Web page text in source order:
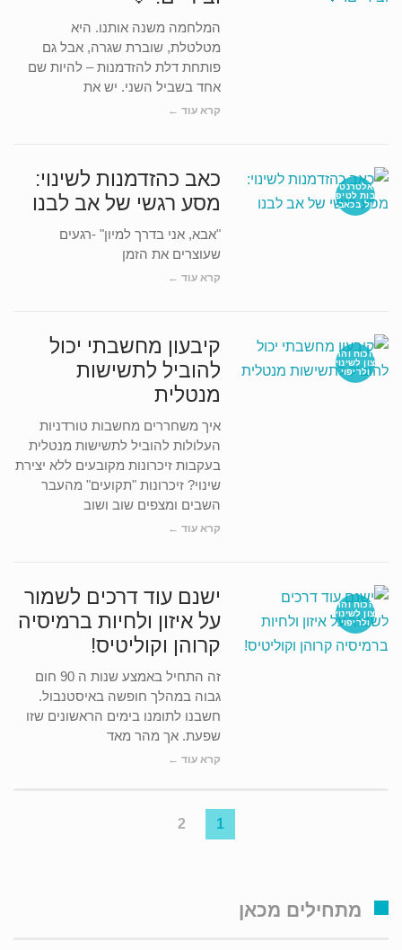
המלחמה משנה אותנו. היא
מטלטלת, שוברת שגרה, אבל גם
פותחת דלת להזדמנות – להיות שם
אחד בשביל השני. יש את
קרא עוד ←
אלטרנטי
בות לטיפ
ול בכאב
כאב כהזדמנות לשינוי:
מסע רגשי של אב לבנו
"אבא, אני בדרך למיון" -רגעים
שעוצרים את הזמן
קרא עוד ←
הכוח והר
צון לשינוי
ולריפוי
קיבעון מחשבתי יכול
להוביל לתשישות
מנטלית
איך משחררים מחשבות טורדניות
העלולות להוביל לתשישות מנטלית
בעקבות זיכרונות מקובעים ללא יצירת
שינוי? זיכרונות "תקועים" מהעבר
השבים ומצפים שוב ושוב
קרא עוד ←
הכוח והר
צון לשינוי
ולריפוי
ישנם עוד דרכים לשמור
על איזון ולחיות ברמיסיה
קרוהן וקוליטיס!
זה התחיל באמצע שנות ה 90 חום
גבוה במהלך חופשה באיסטנבול.
חשבנו לתומנו בימים הראשונים שזו
שפעת. אך מהר מאד
קרא עוד ←
1
2
מתחילים מכאן